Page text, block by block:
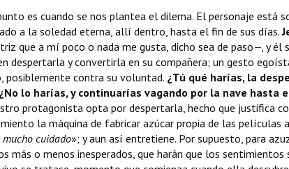
es cuando se nos plantea el dilema. El personaje está
a la soledad eterna, allí dentro, hasta el fin de sus días.
que a mí poco o nada me gusta, dicho sea de paso—, y él
despertarla y convertirla en su compañera; un gesto
posiblemente contra su voluntad. ¿Tú qué harías, la
lo harías, y continuarías vagando por la nave hasta
protagonista opta por despertarla, hecho que justifica
la máquina de fabricar azúcar propia de las películas
cuidado»; y aun así entretiene. Por supuesto, para
más o menos inesperados, que harán que los